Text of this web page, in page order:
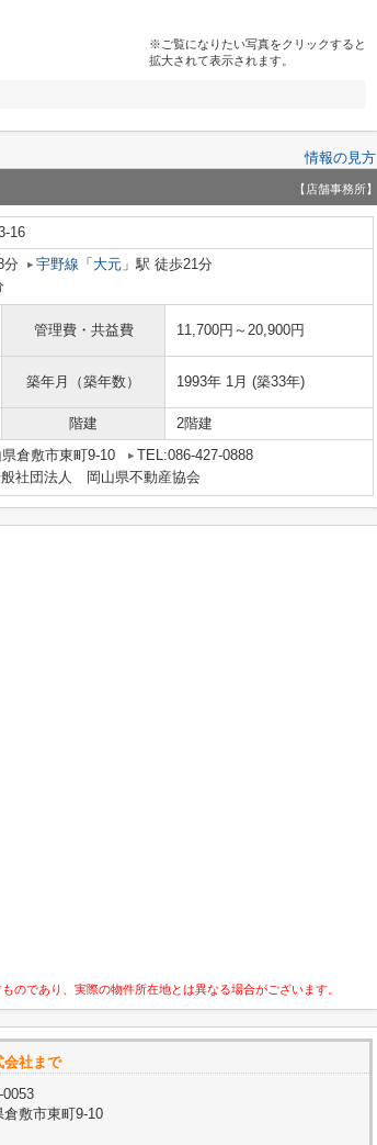
※ご覧になりたい写真をクリックすると
拡大されて表示されます。
情報の見方
【店舗事務所】
16
分 宇野線 「 大元 」駅 徒歩21分
管理費・共益費 11,700円～20,900円
築年月（築年数） 1993年 1月 (築33年)
階建 2階建
県倉敷市東町9-10
TEL:086-427-0888
社団法人 岡山県不動産協会
であり、実際の物件所在地とは異なる場合がございます。
会社まで
0053
倉敷市東町9-10